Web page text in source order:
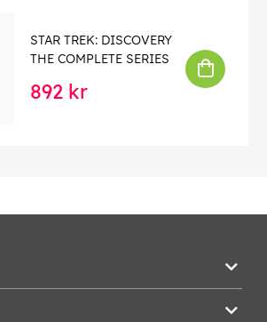
STAR TREK: DISCOVERY
THE COMPLETE SERIES
892 kr